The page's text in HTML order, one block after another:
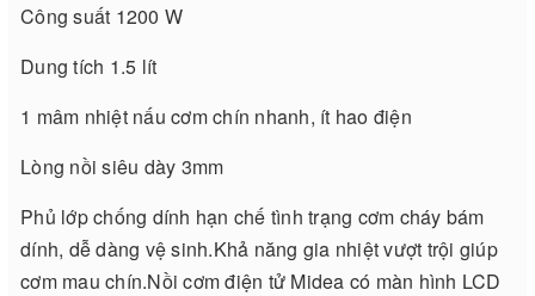
Công suất 1200 W
Dung tích 1.5 lít
1 mâm nhiệt nấu cơm chín nhanh, ít hao điện
Lòng nồi siêu dày 3mm
Phủ lớp chống dính hạn chế tình trạng cơm cháy bám
dính, dễ dàng vệ sinh.Khả năng gia nhiệt vượt trội giúp
cơm mau chín.Nồi cơm điện tử Midea có màn hình LCD